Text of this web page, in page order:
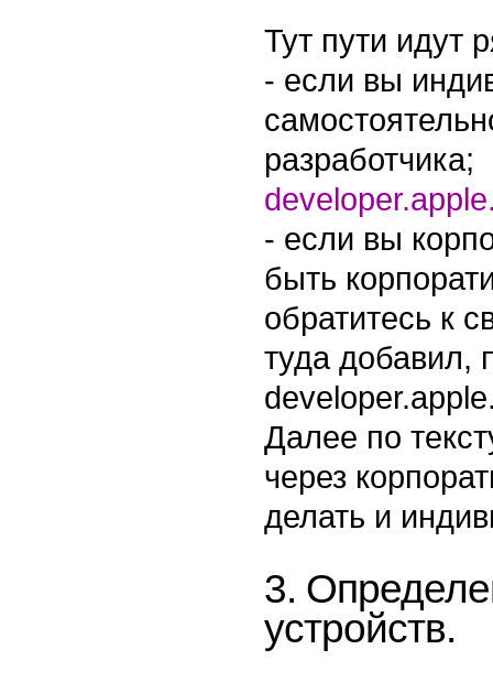
Тут пути идут
- если вы
разработчика;
- если вы
быть
обратитесь к
туда добавил,
Далее по
через
делать и
3.
устройств.